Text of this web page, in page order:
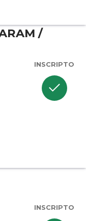
/
INSCRIPTO
check
INSCRIPTO